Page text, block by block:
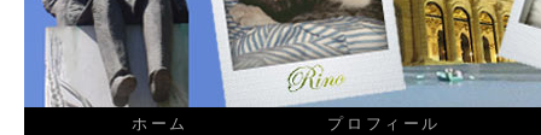
ホーム プロフィール